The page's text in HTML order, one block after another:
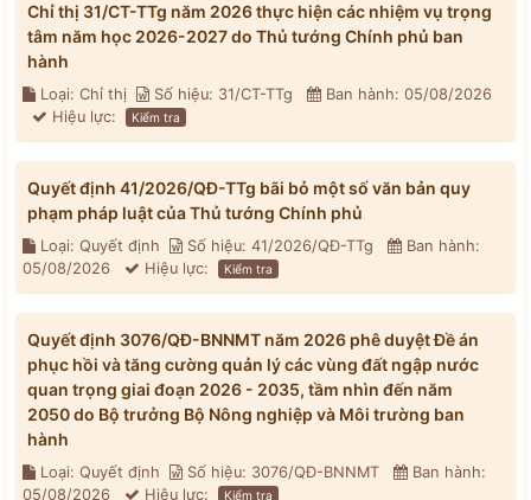
Chỉ thị 31/CT-TTg năm 2026 thực hiện các nhiệm vụ trọng
tâm năm học 2026-2027 do Thủ tướng Chính phủ ban
hành
Loại: Chỉ thị Số hiệu: 31/CT-TTg
Ban hành: 05/08/2026
Hiệu lực:
Kiểm tra
Quyết định 41/2026/QĐ-TTg bãi bỏ một số văn bản quy
phạm pháp luật của Thủ tướng Chính phủ
Loại: Quyết định Số hiệu: 41/2026/QĐ-TTg
Ban hành:
05/08/2026
Hiệu lực: Kiểm tra
Quyết định 3076/QĐ-BNNMT năm 2026 phê duyệt Đề án
phục hồi và tăng cường quản lý các vùng đất ngập nước
quan trọng giai đoạn 2026 - 2035, tầm nhìn đến năm
2050 do Bộ trưởng Bộ Nông nghiệp và Môi trường ban
hành
Loại: Quyết định Số hiệu: 3076/QĐ-BNNMT
Ban hành:
05/08/2026
Hiệu lực: Kiểm tra